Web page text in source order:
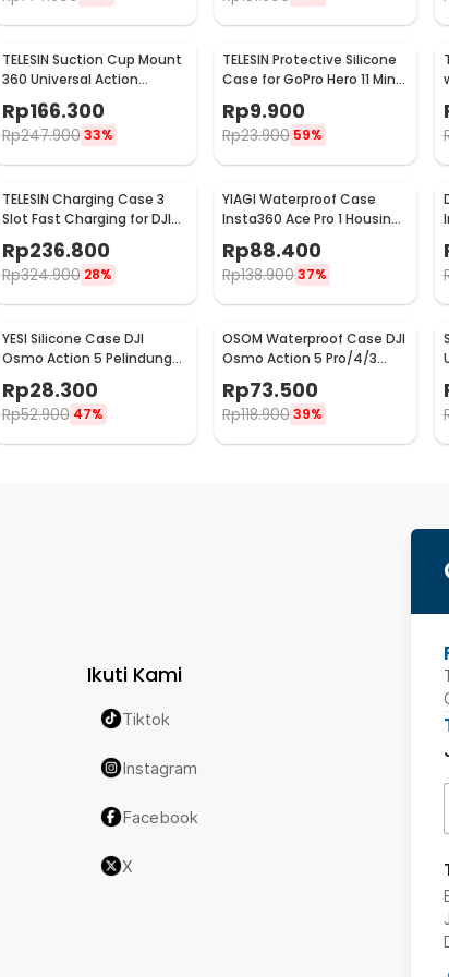
TELESIN Suction Cup Mount
360 Universal Action
Camera for GoPro Xiaomi -
TE-SUC-012
Rp166.300
Rp247.900 33%
TELESIN Protective Silicone
Case for GoPro Hero 11 Mini
Rp9.900
Rp23.900 59%
TELESIN Charging Case 3
Slot Fast Charging for DJI
Osmo Action 3/4 - S0-
BCG-02-TDJ
Rp236.800
Rp324.900 28%
YIAGI Waterproof Case
Insta360 Ace Pro 1 Housing
Kamera Anti Air 60M - YG-
36
Rp88.400
Rp138.90037%
YESI Silicone Case DJI
Osmo Action 5 Pelindung
Kamera Silikon - YS-5
Rp28.300
Rp52.900 47%
OSOM Waterproof Case DJI
Osmo Action 5 Pro/4/3
Housing Kamera 60M -
OS009
Rp73.500
Rp118.90039%
Ikuti Kami
Tiktok
Instagram
Facebook
X